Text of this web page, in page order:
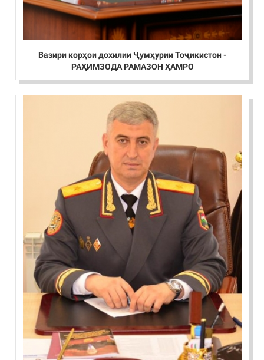
Вазири корҳои дохилии Ҷумҳурии Тоҷикистон -
РАҲИМЗОДА РАМАЗОН ҲАМРО